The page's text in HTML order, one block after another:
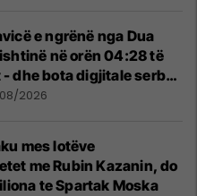
e ngrënë nga Dua
në orën 04:28 të
dhe bota digjitale serbe
e luftës
2026
mes lotëve
me Rubin Kazanin, do
te Spartak Moska